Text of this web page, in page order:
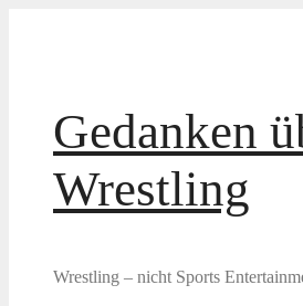
Gedanken
Wrestling
Wrestling – nicht Sports